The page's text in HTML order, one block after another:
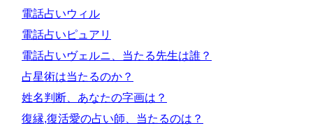
電話占いウィル
電話占いピュアリ
電話占いヴェルニ、当たる先生は誰？
占星術は当たるのか？
姓名判断、あなたの字画は？
復縁,復活愛の占い師、当たるのは？